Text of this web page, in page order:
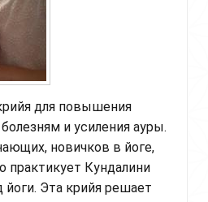
для повышения
и усиления ауры.
новичков в йоге,
практикует Кундалини
йоги. Эта крийя решает